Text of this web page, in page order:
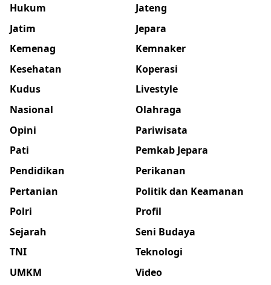
Hukum
Jateng
Jatim
Jepara
Kemenag
Kemnaker
Kesehatan
Koperasi
Kudus
Livestyle
Nasional
Olahraga
Opini
Pariwisata
Pati
Pemkab Jepara
Pendidikan
Perikanan
Pertanian
Politik dan Keamanan
Polri
Profil
Sejarah
Seni Budaya
TNI
Teknologi
UMKM
Video